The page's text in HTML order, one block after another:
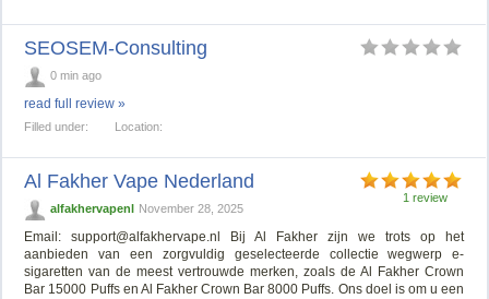
SEOSEM-Consulting
0 min ago
read full review »
Filled under: Location:
1 review
Al Fakher Vape Nederland
alfakhervapenl November 28, 2025
Email:support@alfakhervape.nl Bij Al Fakher zijn we trots op het
aanbieden van een zorgvuldig geselecteerde collectie wegwerp e-
sigaretten van de meest vertrouwde merken, zoals de Al Fakher Crown
Bar 15000 Puffs en Al Fakher Crown Bar 8000 Puffs. Ons doel is om u een